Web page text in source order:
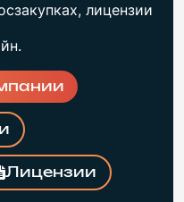
лицензии
Лицензии